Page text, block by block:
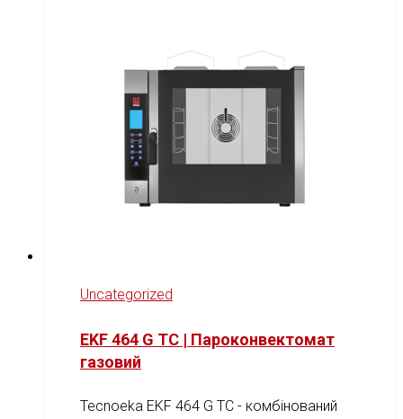
Uncategorized
EKF 464 G TC | Пароконвектомат
газовий
Tecnoeka EKF 464 G TC - комбінований